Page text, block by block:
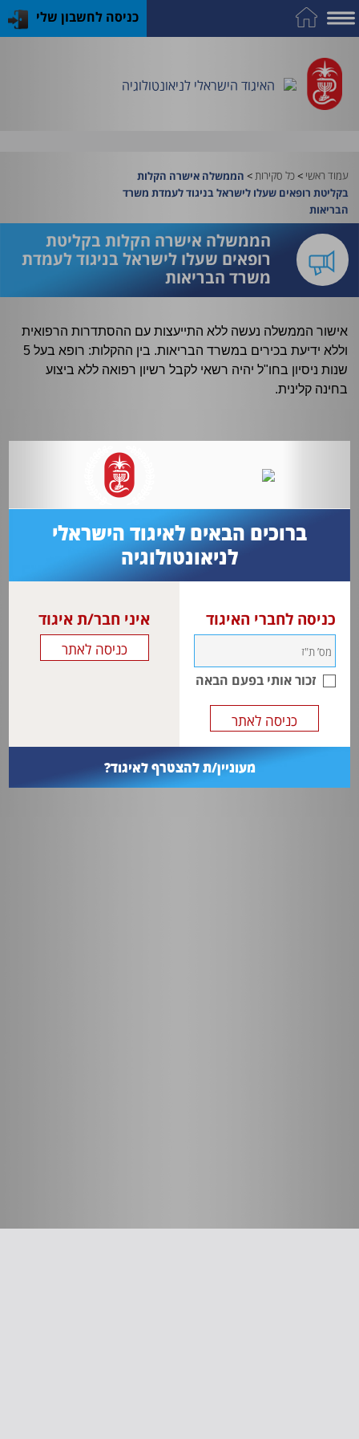
כניסה לחשבון שלי
האיגוד הישראלי לניאונטולוגיה
על
האיגוד
פרסומי
האיגוד
התמחות
במקצוע
כח
אדם
וציוד
כלים
שימושיים
כנס
האיגוד
עמוד ראשי>כל סקירות> הממשלה אישרה הקלות
בקליטת רופאים שעלו לישראל בניגוד לעמדת משרד
הבריאות
הממשלה אישרה הקלות בקליטת
רופאים שעלו לישראל בניגוד לעמדת
משרד הבריאות
אישור הממשלה נעשה ללא התייעצות עם ההסתדרות הרפואית
וללא ידיעת בכירים במשרד הבריאות. בין ההקלות: רופא בעל 5
שנות ניסיון בחו"ל יהיה רשאי לקבל רשיון רפואה ללא ביצוע
בחינה קלינית.
ברוכים הבאים לאיגוד הישראלי
לניאונטולוגיה
כניסה לחברי האיגוד
זכור אותי בפעם הבאה
איני חבר/ת איגוד
מעוניין/ת להצטרף לאיגוד?